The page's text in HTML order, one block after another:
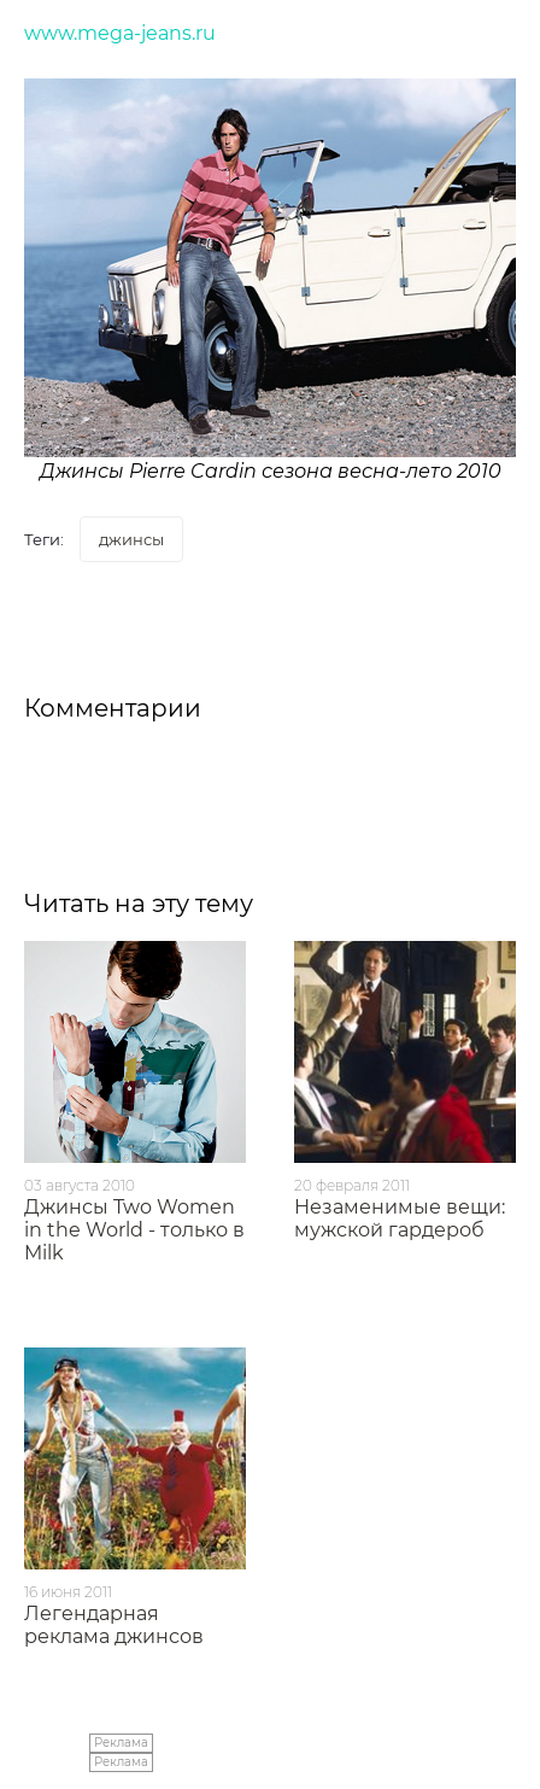
www.mega-jeans.ru
Джинсы Pierre Cardin сезона весна-лето 2010
Теги: джинсы
Комментарии
Читать на эту тему
03 августа 2010
Джинсы Two Women
in the World - только в
Milk
20 февраля 2011
Незаменимые вещи:
мужской гардероб
16 июня 2011
Легендарная
реклама джинсов
Реклама
Реклама